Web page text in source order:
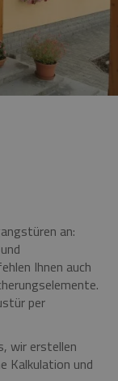
an:
Ihnen auch
per
wir erstellen
Kalkulation und